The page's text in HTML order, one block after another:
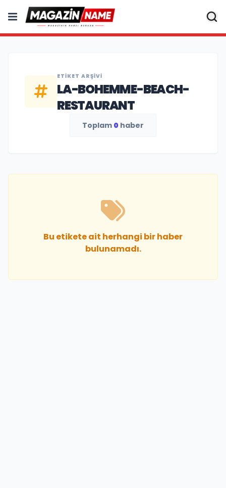
ETIKET ARŞIVI
LA-BOHEMME-BEACH-
RESTAURANT
Toplam 0 haber
Bu etikete ait herhangi bir haber
bulunamadı.